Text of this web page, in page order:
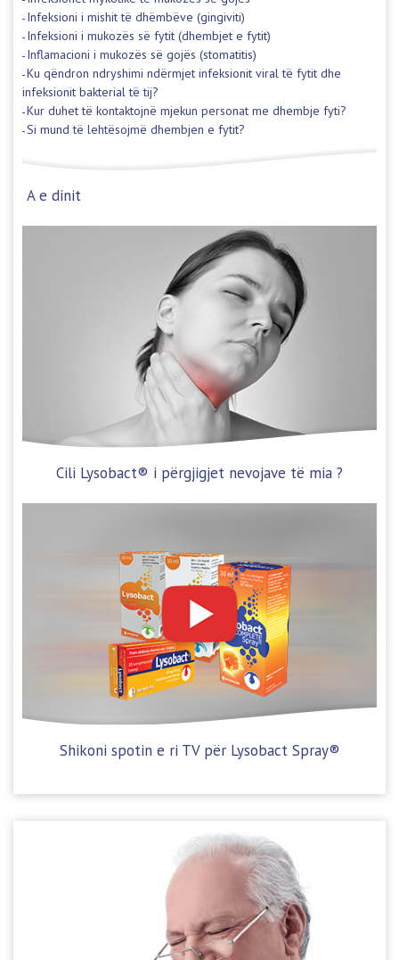
Infeksioni i mishit të dhëmbëve (gingiviti)
Infeksioni i mukozës së fytit (dhembjet e fytit)
Inflamacioni i mukozës së gojës (stomatitis)
Ku qëndron ndryshimi ndërmjet infeksionit viral të fytit dhe
infeksionit bakterial të tij?
Kur duhet të kontaktojnë mjekun personat me dhembje fyti?
Si mund të lehtësojmë dhembjen e fytit?
A e dinit
Cili Lysobact® i përgjigjet nevojave të mia ?
Shikoni spotin e ri TV për Lysobact Spray®